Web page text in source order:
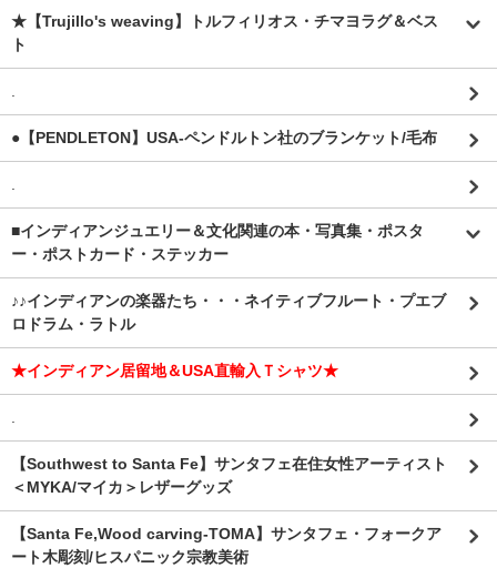
★【Trujillo's weaving】トルフィリオス・チマヨラグ＆ベス
ト
.
●【PENDLETON】USA-ペンドルトン社のブランケット/毛布
.
■インディアンジュエリー＆文化関連の本・写真集・ポスタ
ー・ポストカード・ステッカー
♪♪インディアンの楽器たち・・・ネイティブフルート・プエブ
ロドラム・ラトル
★インディアン居留地＆USA直輸入Ｔシャツ★
.
【Southwest to Santa Fe】サンタフェ在住女性アーティスト
＜MYKA/マイカ＞レザーグッズ
【Santa Fe,Wood carving-TOMA】サンタフェ・フォークア
ート木彫刻/ヒスパニック宗教美術